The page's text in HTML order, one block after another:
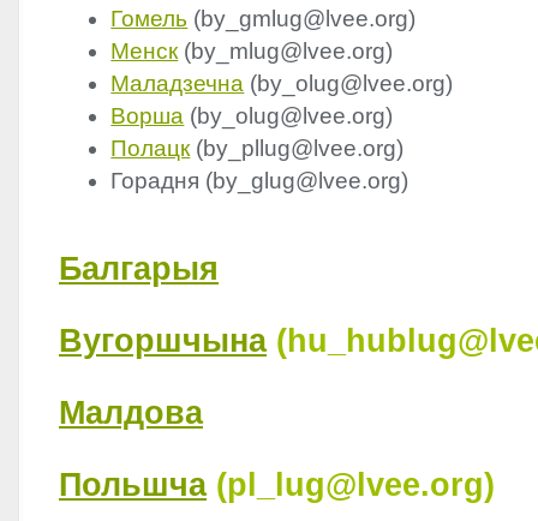
Гомель (by_gmlug@lvee.org)
Менск (by_mlug@lvee.org)
Маладзечна (by_olug@lvee.org)
Ворша (by_olug@lvee.org)
Полацк (by_pllug@lvee.org)
Горадня (by_glug@lvee.org)
Балгарыя
Вугоршчына
Малдова
Польшча (pl_lug@lvee.org)